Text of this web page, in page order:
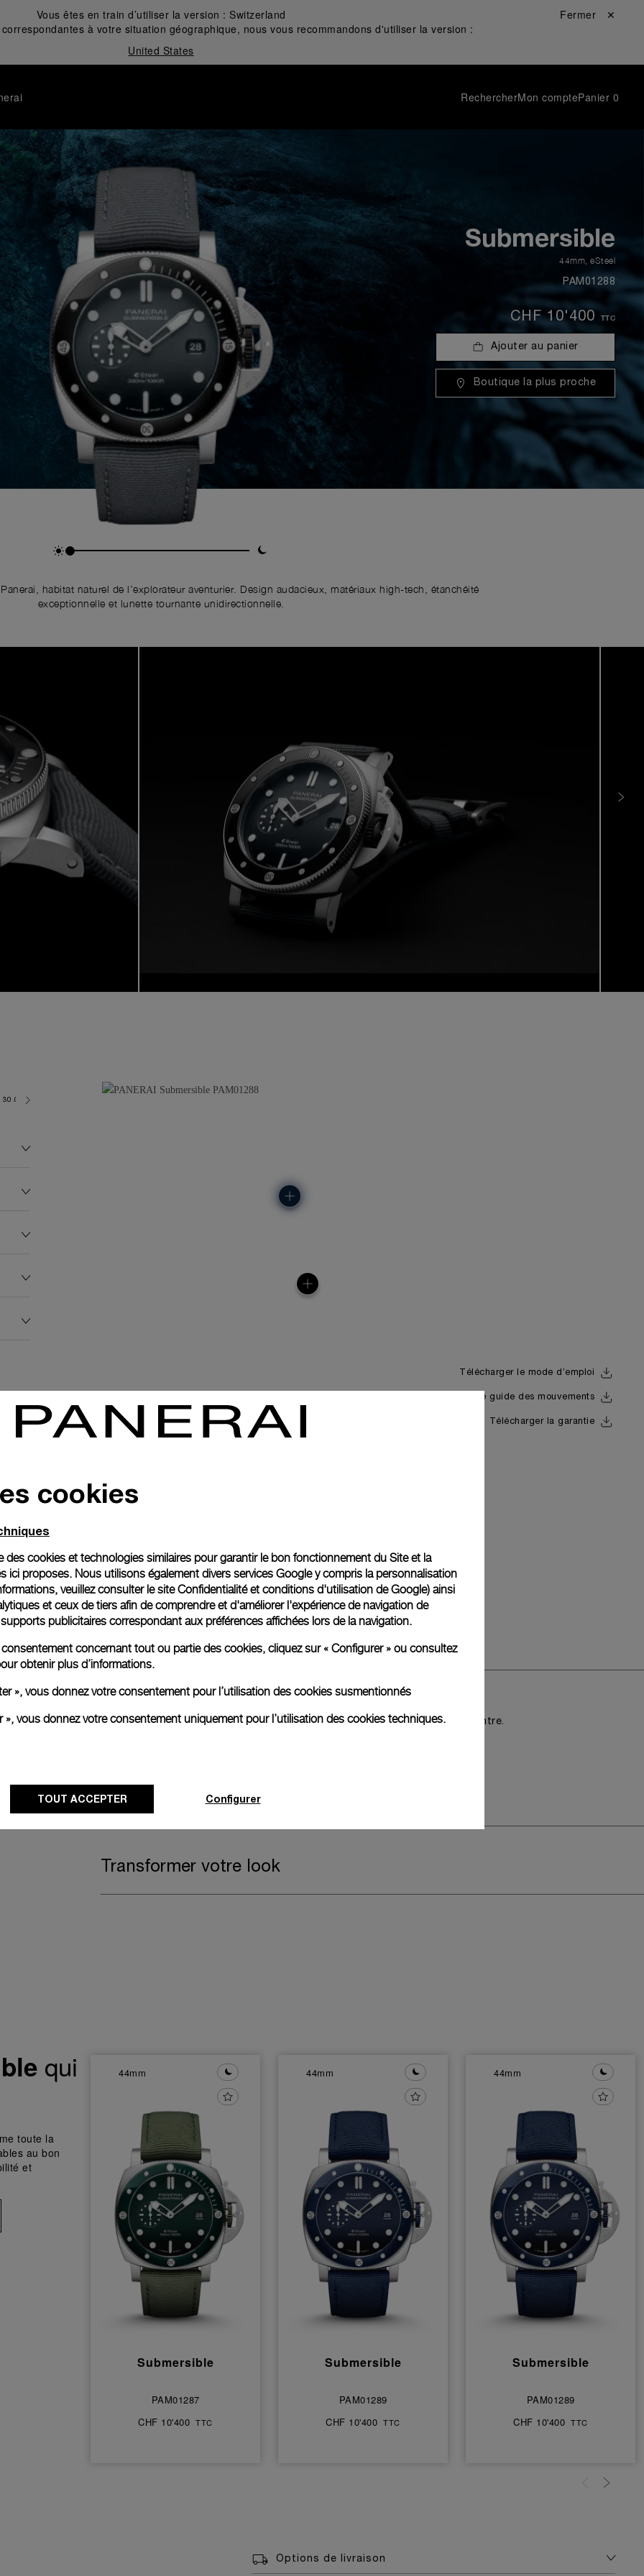
Vous êtes en train d’utiliser la version : Switzerland
à votre situation géographique, nous vous recommandons d'utiliser la version :
United States
Fermer ✕
RechercherMon comptePanier 0
Submersible
44mm eSteel
PAM01288
CHF 10'400 TTC
Ajouter au panier
Boutique la plus proche
habitat naturel de l’explorateur aventurier. Design audacieux, matériaux high-tech, étanchéité
exceptionnelle et lunette tournante unidirectionnelle.
30.0 bar (~300.0 metres)
Télécharger le mode d’emploi
Télécharger le guide des mouvements
Télécharger la garantie
Bracelet supplémentaire inclus
Un bracelet supplémentaire est également inclus,
pour une polyvalence pratique sans compromis sur le style choisi de la montre.
Extension de garantie
Transformer votre look
qui
toute la
au bon
et
44mm
Submersible
PAM01287
CHF 10'400 TTC
44mm
Submersible
PAM01289
CHF 10'400 TTC
44mm
Submersible
PAM01289
CHF 10'400 TTC
Options de livraison
cookies
des cookies et technologies similaires pour garantir le bon fonctionnement du Site et la
ici proposes. Nous utilisons également divers services Google y compris la personnalisation
veuillez consulter lesite Confidentialité et conditions d'utilisation de Google) ainsi
et ceux de tiers afin de comprendre et d'améliorer l'expérience de navigation de
publicitaires correspondant aux préférences affichées lors de la navigation.
concernant tout ou partie des cookies, cliquez sur « Configurer » ou consultez
obtenir plus d’informations.
», vous donnez votre consentement pour l’utilisation des cookies susmentionnés
», vous donnez votre consentement uniquement pour l’utilisation des cookies techniques.
TOUT ACCEPTER Configurer